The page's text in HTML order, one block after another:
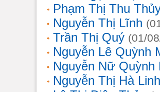
Phạm Thị Thu
Nguyễn Thị Lĩnh
Trần Thị Quý (01/
Nguyễn Lê Quỳnh
Nguyễn Nữ
Nguyễn Thị Hà Linh